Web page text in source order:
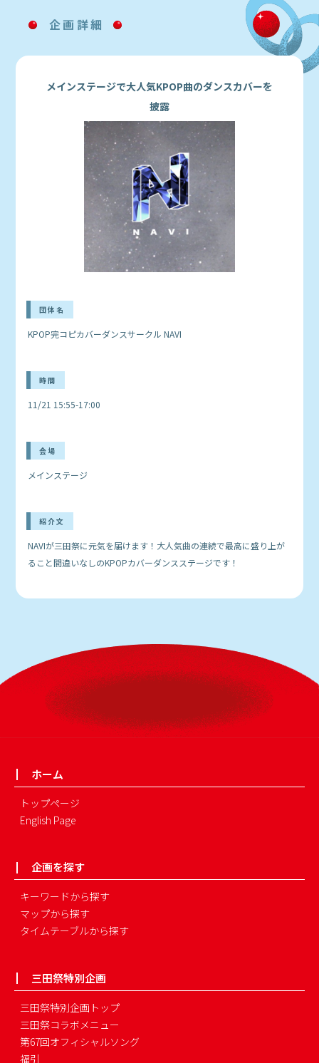
企画詳細
メインステージで大人気KPOP曲のダンスカバーを
披露
団体名
KPOP完コピカバーダンスサークル NAVI
時間
11/21 15:55-17:00
会場
メインステージ
紹介文
NAVIが三田祭に元気を届けます！大人気曲の連続で最高に盛り上が
ること間違いなしのKPOPカバーダンスステージです！
ホーム
トップページ
English Page
企画を探す
キーワードから探す
マップから探す
タイムテーブルから探す
三田祭特別企画
三田祭特別企画トップ
三田祭コラボメニュー
第67回オフィシャルソング
福引